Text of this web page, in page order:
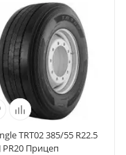
TRT02 385/55 R22.5
PR20 Прицеп